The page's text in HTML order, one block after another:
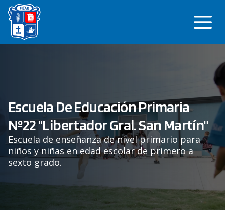
Saltar
contenido
Escuela De Educación Primaria
Nº22 "Libertador Gral. San Martín"
Escuela de enseñanza de nivel primario para
niños y niñas en edad escolar de primero a
sexto grado.